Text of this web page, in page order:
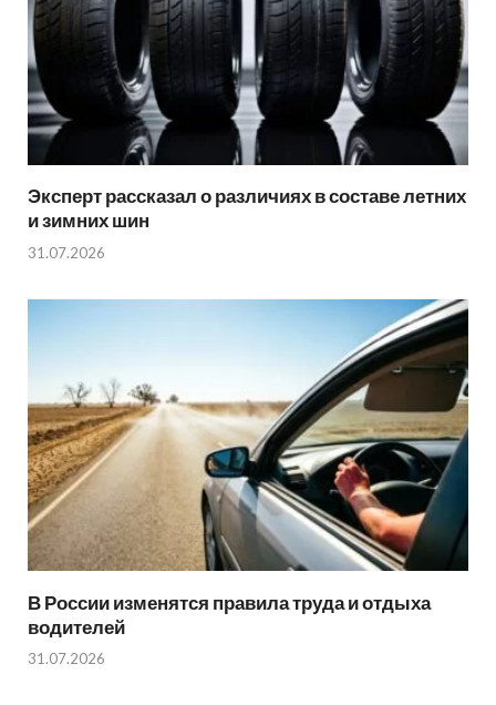
Эксперт рассказал о различиях в составе летних
и зимних шин
31.07.2026
В России изменятся правила труда и отдыха
водителей
31.07.2026